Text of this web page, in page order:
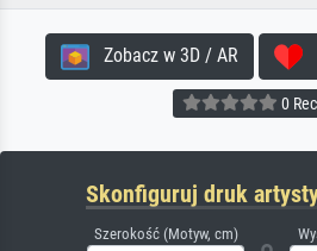
Zobacz w 3D / AR
0
Skonfiguruj druk
Szerokość (Motyw, cm)